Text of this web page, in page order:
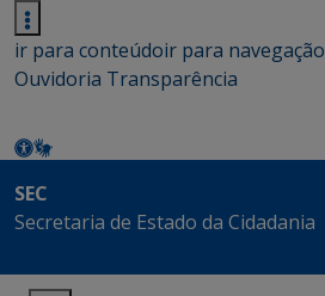
ir para conteúdoir para navegação
Ouvidoria Transparência
SEC
Secretaria de Estado da Cidadania